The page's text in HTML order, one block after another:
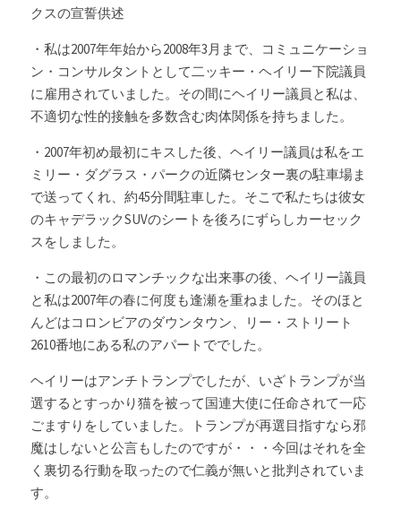
クスの宣誓供述
・私は2007年年始から2008年3月まで、コミュニケーショ
ン・コンサルタントとして二ッキー・ヘイリー下院議員
に雇用されていました。その間にヘイリー議員と私は、
不適切な性的接触を多数含む肉体関係を持ちました。
・2007年初め最初にキスした後、ヘイリー議員は私をエ
ミリー・ダグラス・パークの近隣センター裏の駐車場ま
で送ってくれ、約45分間駐車した。そこで私たちは彼女
のキャデラックSUVのシートを後ろにずらしカーセック
スをしました。
・この最初のロマンチックな出来事の後、ヘイリー議員
と私は2007年の春に何度も逢瀬を重ねました。そのほと
んどはコロンビアのダウンタウン、リー・ストリート
2610番地にある私のアパートででした。
ヘイリーはアンチトランプでしたが、いざトランプが当
選するとすっかり猫を被って国連大使に任命されて一応
ごますりをしていました。トランプが再選目指すなら邪
魔はしないと公言もしたのですが・・・今回はそれを全
く裏切る行動を取ったので仁義が無いと批判されていま
す。